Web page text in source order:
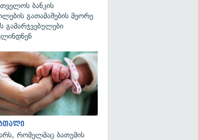
ბანკის
გათამაშების მეორე
გამარჯვებულები
რომელმაც ბათუმის